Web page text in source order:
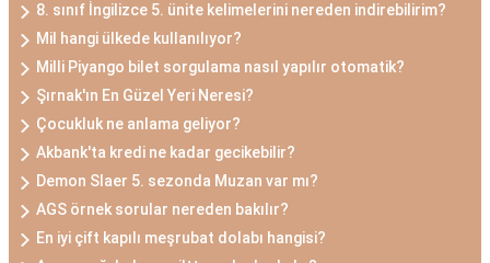
8. sınıf İngilizce 5. ünite kelimelerini nereden indirebilirim?
Mil hangi ülkede kullanılıyor?
Milli Piyango bilet sorgulama nasıl yapılır otomatik?
Şırnak'ın En Güzel Yeri Neresi?
Çocukluk ne anlama geliyor?
Akbank'ta kredi ne kadar gecikebilir?
Demon Slaer 5. sezonda Muzan var mı?
AGS örnek sorular nereden bakılır?
En iyi çift kapılı meşrubat dolabı hangisi?